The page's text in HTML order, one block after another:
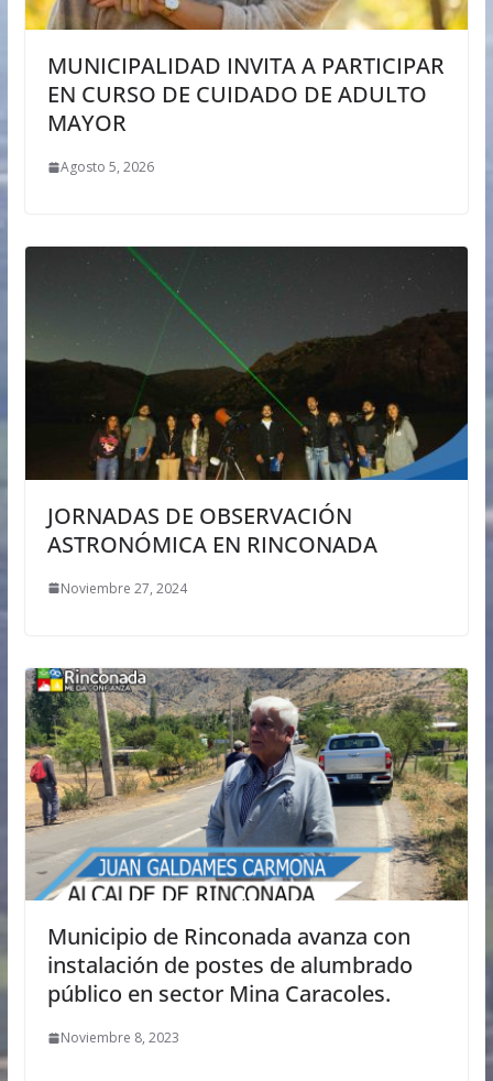
MUNICIPALIDAD INVITA A PARTICIPAR
EN CURSO DE CUIDADO DE ADULTO
MAYOR
Agosto 5, 2026
JORNADAS DE OBSERVACIÓN
ASTRONÓMICA EN RINCONADA
Noviembre 27, 2024
Municipio de Rinconada avanza con
instalación de postes de alumbrado
público en sector Mina Caracoles.
Noviembre 8, 2023